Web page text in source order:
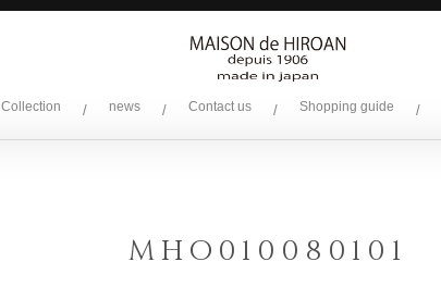
Collection / news / Contact us / Shopping guide /
MHO010080101